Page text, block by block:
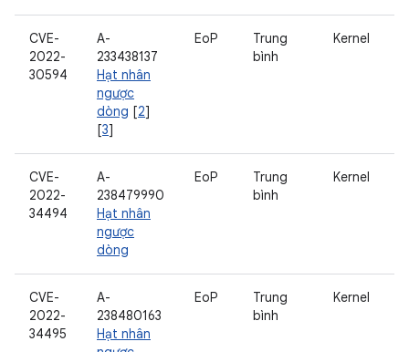
CVE-
2022-
30594
A-
233438137
Hạt nhân
ngược
dòng [2]
[3]
EoP
Trung
bình
Kernel
CVE-
2022-
34494
A-
238479990
Hạt nhân
ngược
dòng
EoP
Trung
bình
Kernel
CVE-
2022-
34495
A-
238480163
Hạt nhân
EoP
Trung
bình
Kernel